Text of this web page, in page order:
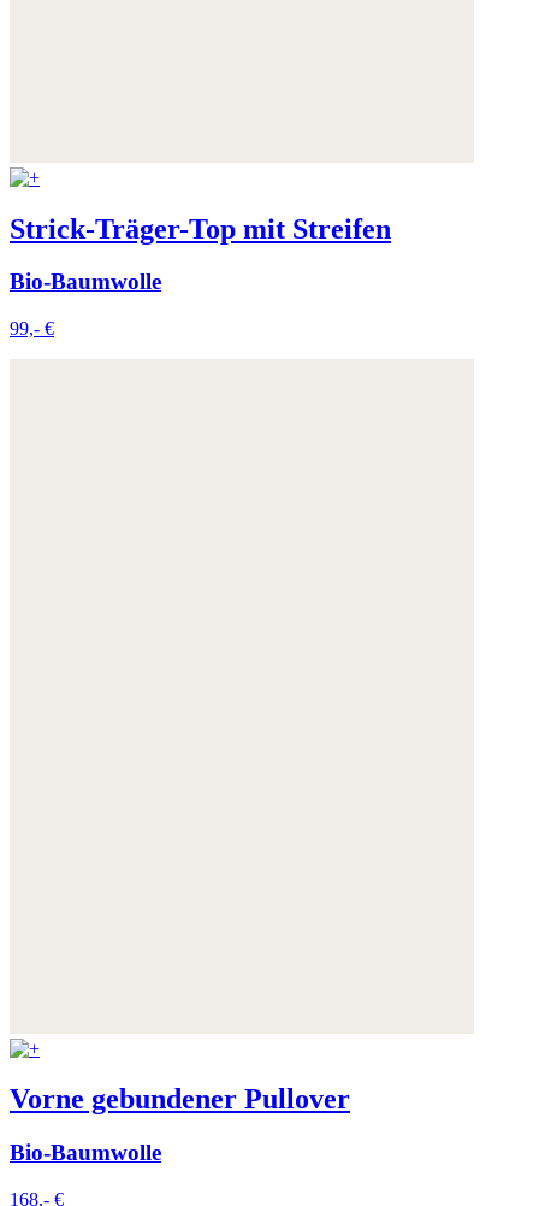
Strick-Träger-Top mit Streifen
Bio-Baumwolle
99,- €
Vorne gebundener Pullover
Bio-Baumwolle
168,- €